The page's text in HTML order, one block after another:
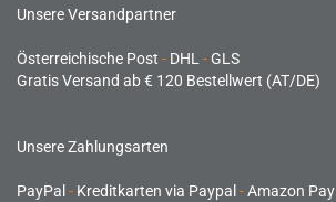
Unsere Versandpartner
Österreichische Post - DHL -GLS
Gratis Versand ab € 120 Bestellwert (AT/DE)
Unsere Zahlungsarten
PayPal - Kreditkarten via Paypal -Amazon Pay